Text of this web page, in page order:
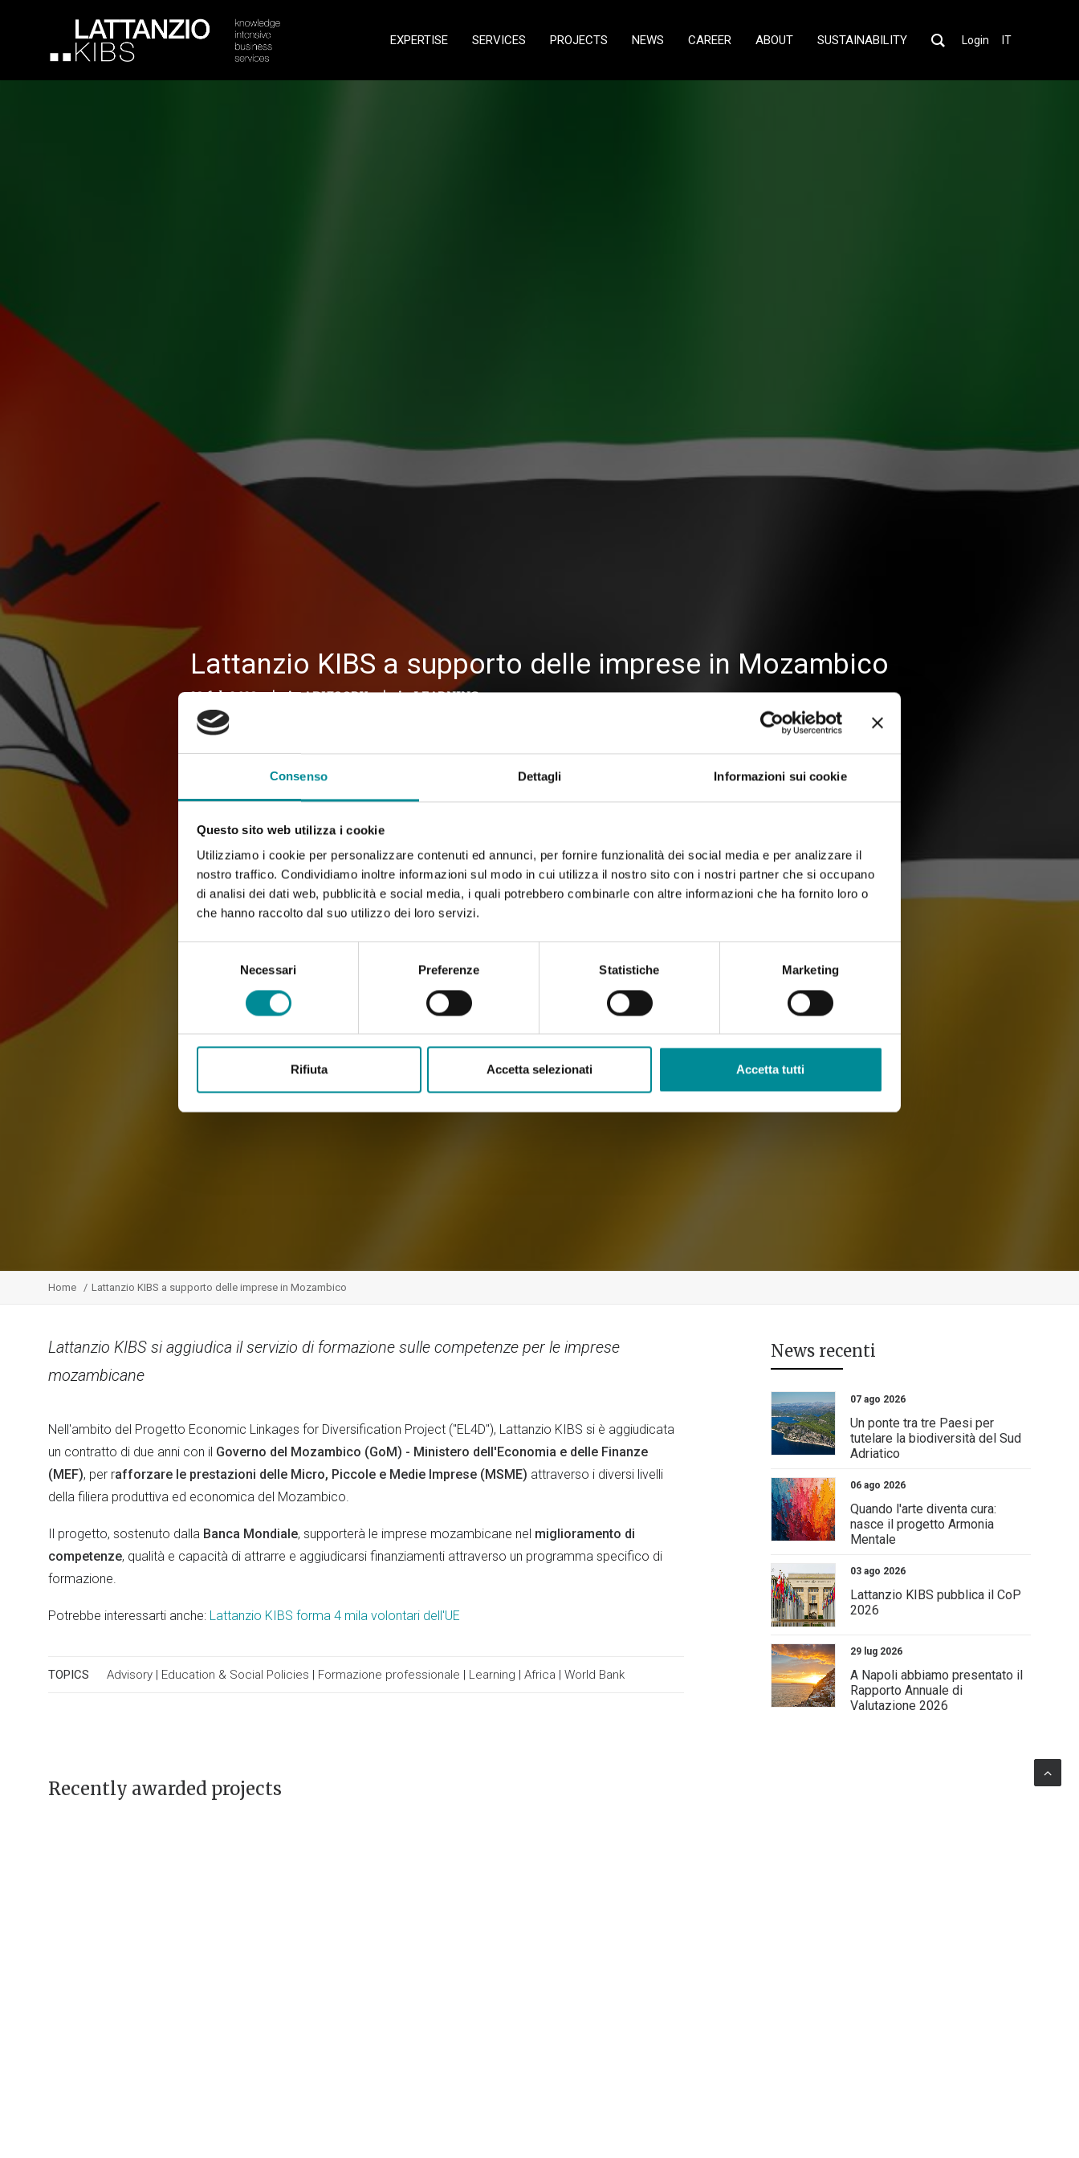
Consenso Dettagli Informazioni sui cookie
Questo sito web utilizza i cookie
Utilizziamo i cookie per personalizzare contenuti ed annunci, per fornire funzionalità dei social media e per analizzare il
nostro traffico. Condividiamo inoltre informazioni sul modo in cui utilizza il nostro sito con i nostri partner che si occupano
di analisi dei dati web, pubblicità e social media, i quali potrebbero combinarle con altre informazioni che ha fornito loro o
che hanno raccolto dal suo utilizzo dei loro servizi.
Necessari Preferenze Statistiche Marketing
Rifiuta Accetta selezionati Accetta tutti
EXPERTISE SERVICES PROJECTS NEWS CAREER ABOUT SUSTAINABILITY Login IT
Lattanzio KIBS a supporto delle imprese in Mozambico
23 feb 2023 | inADVISORY | inLEARNING
Home Lattanzio KIBS a supporto delle imprese in Mozambico
Lattanzio KIBS si aggiudica il servizio di formazione sulle competenze per le imprese
mozambicane
Nell'ambito del Progetto Economic Linkages for Diversification Project ("EL4D"), Lattanzio KIBS si è aggiudicata
un contratto di due anni con il Governo del Mozambico (GoM) - Ministero dell'Economia e delle Finanze
(MEF), per rafforzare le prestazioni delle Micro, Piccole e Medie Imprese (MSME) attraverso i diversi livelli
della filiera produttiva ed economica del Mozambico.
Il progetto, sostenuto dalla Banca Mondiale, supporterà le imprese mozambicane nel miglioramento di
competenze, qualità e capacità di attrarre e aggiudicarsi finanziamenti attraverso un programma specifico di
formazione.
Potrebbe interessarti anche: Lattanzio KIBS forma 4 mila volontari dell'UE
TOPICS Advisory | Education & Social Policies | Formazione professionale | Learning | Africa | World Bank
News recenti
07 ago 2026
Un ponte tra tre Paesi per
tutelare la biodiversità del Sud
Adriatico
06 ago 2026
Quando l'arte diventa cura:
nasce il progetto Armonia
Mentale
03 ago 2026
Lattanzio KIBS pubblica il CoP
2026
29 lug 2026
A Napoli abbiamo presentato il
Rapporto Annuale di
Valutazione 2026
Recently awarded projects